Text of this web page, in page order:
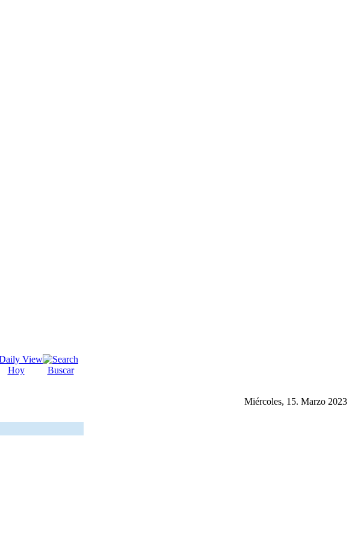
Hoy Buscar
Miércoles, 15. Marzo 2023